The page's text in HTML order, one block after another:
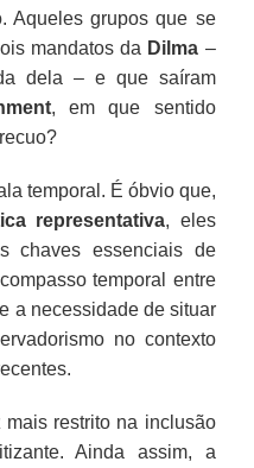
Aqueles grupos que se
mandatos da Dilma –
dela – e que saíram
, em que sentido
temporal. É óbvio que,
representativa, eles
chaves essenciais de
temporal entre
a necessidade de situar
no contexto
restrito na inclusão
Ainda assim, a